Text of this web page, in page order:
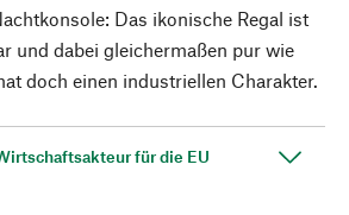
Das ikonische Regal ist
und dabei gleichermaßen pur wie
doch einen industriellen Charakter.
für die EU